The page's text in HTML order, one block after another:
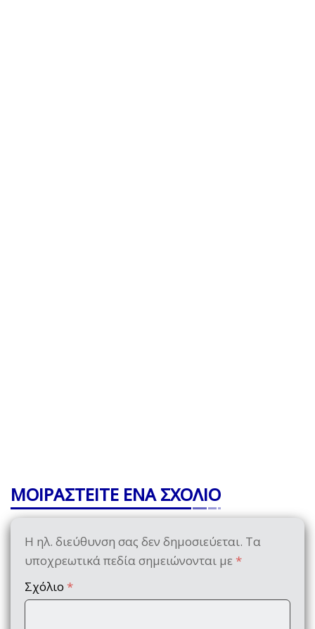
ΜΟΙΡΑΣΤΕΙΤΕ ΕΝΑ ΣΧΟΛΙΟ
Η ηλ. διεύθυνση σας δεν δημοσιεύεται. Τα
υποχρεωτικά πεδία σημειώνονται με *
Σχόλιο *